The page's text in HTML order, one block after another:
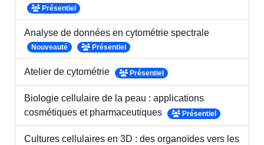
Présentiel
Analyse de données en cytométrie spectrale
Nouveauté Présentiel
Atelier de cytométrie Présentiel
Biologie cellulaire de la peau : applications
cosmétiques et pharmaceutiques
Présentiel
Cultures cellulaires en 3D : des organoïdes vers les